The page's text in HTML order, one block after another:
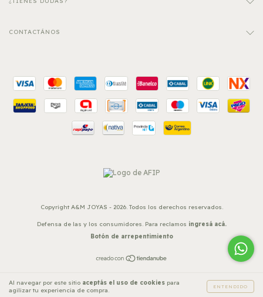
Al navegar por este sitio aceptás el uso de cookies para
agilizar tu experiencia de compra.
ENTENDIDO
CONTACTÁNOS
Copyright A&M JOYAS - 2026. Todos los derechos reservados.
Defensa de las y los consumidores. Para reclamos ingresá acá.
Botón de arrepentimiento